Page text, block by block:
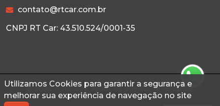
Utilizamos Cookies para garantir a segurança e
melhorar sua experiência de navegação no site
contato@rtcar.com.br
CNPJ RT Car: 43.510.524/0001-35
© 2026 Autoconf. Todos os direitos reservados.